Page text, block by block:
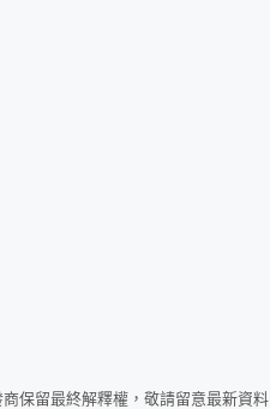
保留最終解釋權，敬請留意最新資料